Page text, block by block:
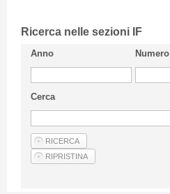
CIFI in breve
Linee Guida
Privacy Policy
Articoli
Ricerca nelle sezioni IF
Anno Numero
Cerca